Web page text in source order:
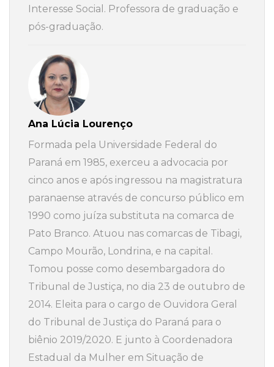
Interesse Social. Professora de graduação e
pós-graduação.
Ana Lúcia Lourenço
Formada pela Universidade Federal do
Paraná em 1985, exerceu a advocacia por
cinco anos e após ingressou na magistratura
paranaense através de concurso público em
1990 como juíza substituta na comarca de
Pato Branco. Atuou nas comarcas de Tibagi,
Campo Mourão, Londrina, e na capital.
Tomou posse como desembargadora do
Tribunal de Justiça, no dia 23 de outubro de
2014. Eleita para o cargo de Ouvidora Geral
do Tribunal de Justiça do Paraná para o
biênio 2019/2020. E junto à Coordenadora
Estadual da Mulher em Situação de